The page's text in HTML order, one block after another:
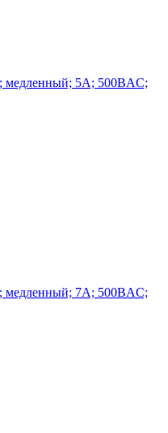
медленный; 5А; 500ВAC;
медленный; 7А; 500ВAC;